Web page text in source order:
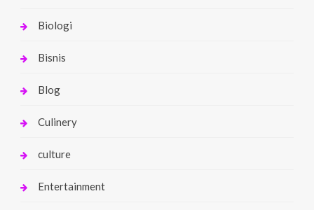
Biologi
Bisnis
Blog
Culinery
culture
Entertainment